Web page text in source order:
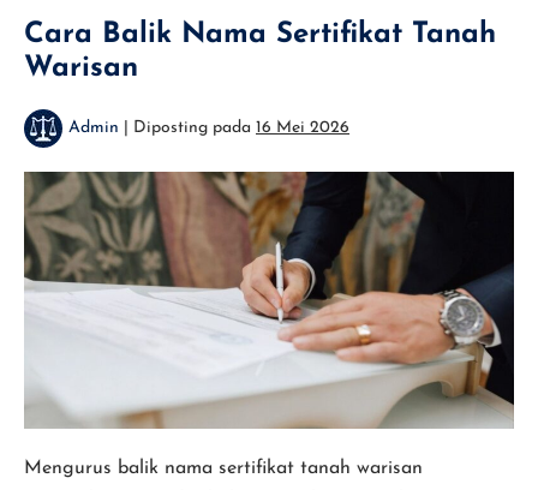
Tanah
di
BPN
Cara Balik Nama Sertifikat Tanah
Warisan
Admin Diposting pada 16 Mei 2026
Cara
Balik
Nama
Sertifikat
Mengurus balik nama sertifikat tanah warisan